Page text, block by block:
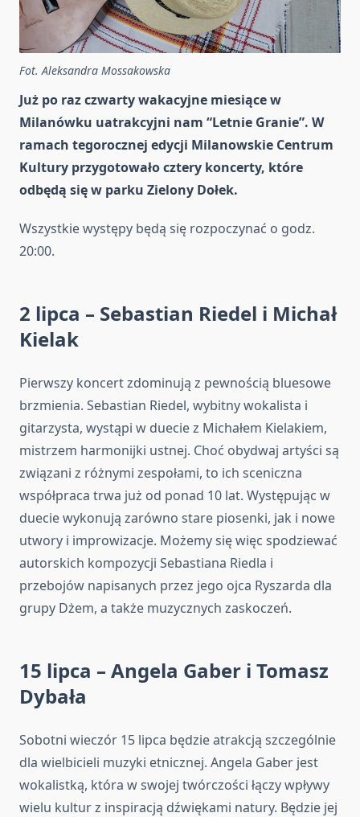
Fot. Aleksandra Mossakowska
Już po raz czwarty wakacyjne miesiące w
Milanówku uatrakcyjni nam “Letnie Granie”. W
ramach tegorocznej edycji Milanowskie Centrum
Kultury przygotowało cztery koncerty, które
odbędą się w parku Zielony Dołek.
Wszystkie występy będą się rozpoczynać o godz.
20:00.
2 lipca – Sebastian Riedel i Michał
Kielak
Pierwszy koncert zdominują z pewnością bluesowe
brzmienia. Sebastian Riedel, wybitny wokalista i
gitarzysta, wystąpi w duecie z Michałem Kielakiem,
mistrzem harmonijki ustnej. Choć obydwaj artyści są
związani z różnymi zespołami, to ich sceniczna
współpraca trwa już od ponad 10 lat. Występując w
duecie wykonują zarówno stare piosenki, jak i nowe
utwory i improwizacje. Możemy się więc spodziewać
autorskich kompozycji Sebastiana Riedla i
przebojów napisanych przez jego ojca Ryszarda dla
grupy Dżem, a także muzycznych zaskoczeń.
15 lipca – Angela Gaber i Tomasz
Dybała
Sobotni wieczór 15 lipca będzie atrakcją szczególnie
dla wielbicieli muzyki etnicznej. Angela Gaber jest
wokalistką, która w swojej twórczości łączy wpływy
wielu kultur z inspiracją dźwiękami natury. Będzie jej